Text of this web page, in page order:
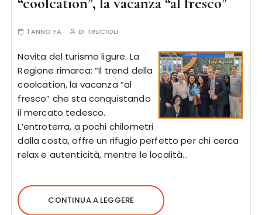
1 ANNO FA DI TRUCIOLI
Novita del turismo ligure. La
Regione rimarca: “Il trend della
coolcation, la vacanza “al
fresco” che sta conquistando
il mercato tedesco.
L’entroterra, a pochi chilometri
dalla costa, offre un rifugio perfetto per chi cerca
relax e autenticità, mentre le località…
CONTINUA A LEGGERE